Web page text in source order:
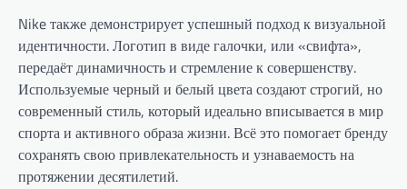
Nike также демонстрирует успешный подход к визуальной
идентичности. Логотип в виде галочки, или «свифта»,
передаёт динамичность и стремление к совершенству.
Используемые черный и белый цвета создают строгий, но
современный стиль, который идеально вписывается в мир
спорта и активного образа жизни. Всё это помогает бренду
сохранять свою привлекательность и узнаваемость на
протяжении десятилетий.